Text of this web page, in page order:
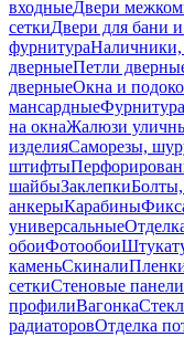
входныеДвери
сеткиДвери для бани
фурнитураНаличники,
дверныеПетли
дверныеОкна и
мансардные
на окнаЖалюзи
изделияСаморезы,
штифты
шайбыЗаклепки
анкерыКарабины
универсальные
обоиФотообои
каменьСкинали
сеткиСтеновые панели
профилиВагонка
радиаторовОтделка